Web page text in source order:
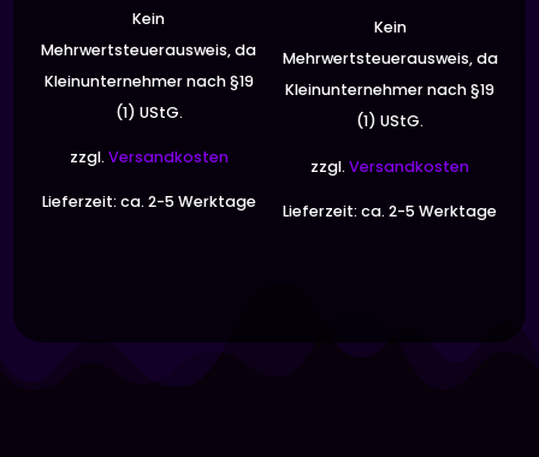
war:
33,90 €29,90 €.
Kein
Mehrwertsteuerausweis, da
Kleinunternehmer nach §19
(1) UStG.
zzgl. Versandkosten
Lieferzeit: ca. 2-5 Werktage
war:
24,90 €
Kein
Mehrwertsteuerausweis, da
Kleinunternehmer nach §19
(1) UStG.
zzgl.Versandkosten
Lieferzeit:ca. 2-5 Werktage